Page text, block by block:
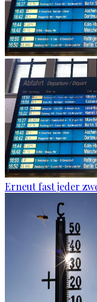
Erneut fast jeder